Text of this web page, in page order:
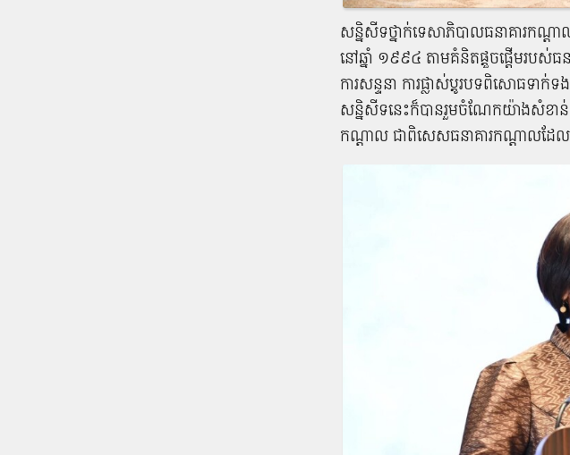
សន្និសីទថ្នាក់ទេសាភិបាលធនាគារកណ្តា
នៅឆ្នាំ ១៩៩៤ តាមគំនិតផ្តួចផ្តើមរបស់ធន
ការសន្ទនា ការផ្លាស់ប្តូរបទពិសោធទាក់
សន្និសីទនេះក៏បានរួមចំណែកយ៉ាងសំខាន់ដ
កណ្តាល ជាពិសេសធនាគារកណ្តាលដែល